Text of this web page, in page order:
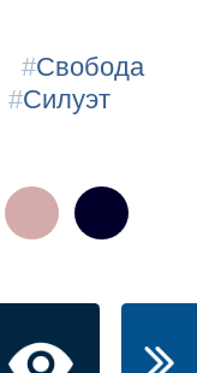
#Свобода
#Силуэт